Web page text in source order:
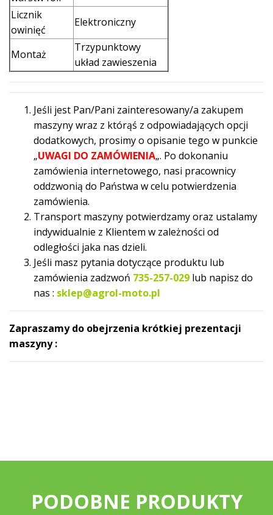
Licznik
owinięć
Elektroniczny
Montaż
Trzypunktowy
układ zawieszenia
Jeśli jest Pan/Pani zainteresowany/a zakupem
maszyny wraz z którąś z odpowiadających opcji
dodatkowych, prosimy o opisanie tego w punkcie
„UWAGI DO ZAMÓWIENIA„. Po dokonaniu
zamówienia internetowego, nasi pracownicy
oddzwonią do Państwa w celu potwierdzenia
zamówienia.
Transport maszyny potwierdzamy oraz ustalamy
indywidualnie z Klientem w zależności od
odległości jaka nas dzieli.
Jeśli masz pytania dotyczące produktu lub
zamówienia zadzwoń 735-257-029 lub napisz do
nas : sklep@agrol-moto.pl
Zapraszamy do obejrzenia krótkiej prezentacji
maszyny :
PODOBNE PRODUKTY